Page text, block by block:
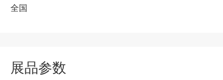
全国
展品参数